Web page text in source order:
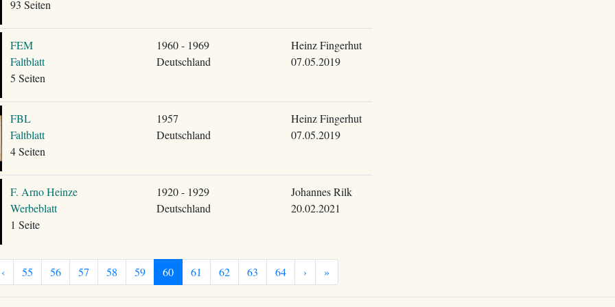
93 Seiten
FEM
Faltblatt
5 Seiten
1960 - 1969
Deutschland
Heinz Fingerhut
07.05.2019
FBL
Faltblatt
4 Seiten
1957
Deutschland
Heinz Fingerhut
07.05.2019
F. Arno Heinze
Werbeblatt
1 Seite
1920 - 1929
Deutschland
Johannes Rilk
20.02.2021
‹ 55 56 57 58 59 60 61 62 63 64 › »